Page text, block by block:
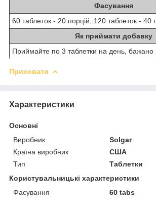
Фасування
60 таблеток - 20 порцій, 120 таблеток - 40
Як приймати добавку
Приймайте по 3 таблетки на день, бажано
Приховати
Характеристики
Основні
Виробник
Solgar
Країна виробник
США
Тип
Таблетки
Користувальницькі характеристики
Фасування
60 tabs